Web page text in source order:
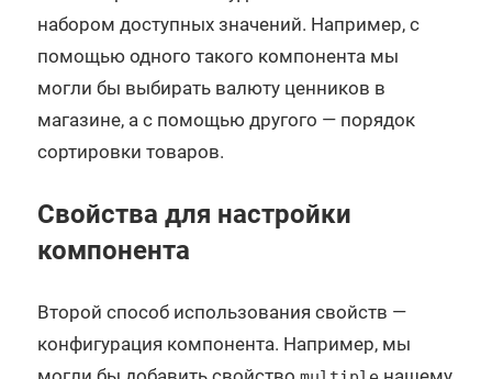
набором доступных значений. Например, с
помощью одного такого компонента мы
могли бы выбирать валюту ценников в
магазине, а с помощью другого — порядок
сортировки товаров.
Свойства для настройки
компонента
Второй способ использования свойств —
конфигурация компонента. Например, мы